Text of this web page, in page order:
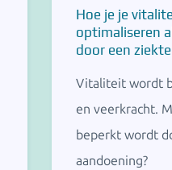
Hoe je je
optimaliseren
door een
Vitaliteit wordt
en veerkracht.
beperkt wordt
aandoening?